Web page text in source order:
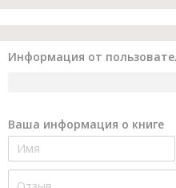
Информация от
Ваша информация о книге